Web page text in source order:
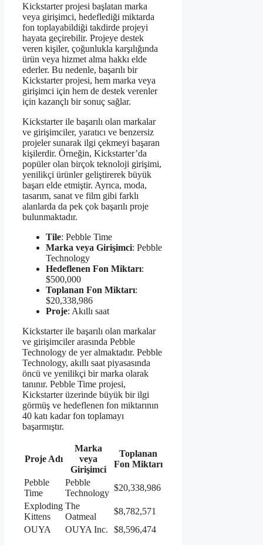
Kickstarter projesi başlatan marka
veya girişimci, hedeflediği miktarda
fon toplayabildiği takdirde projeyi
hayata geçirebilir. Projeye destek
veren kişiler, çoğunlukla karşılığında
ürün veya hizmet alma hakkı elde
ederler. Bu nedenle, başarılı bir
Kickstarter projesi, hem marka veya
girişimci için hem de destek verenler
için kazançlı bir sonuç sağlar.
Kickstarter ile başarılı olan markalar
ve girişimciler, yaratıcı ve benzersiz
projeler sunarak ilgi çekmeyi başaran
kişilerdir. Örneğin, Kickstarter’da
popüler olan birçok teknoloji girişimi,
yenilikçi ürünler geliştirerek büyük
başarı elde etmiştir. Ayrıca, moda,
tasarım, sanat ve film gibi farklı
alanlarda da pek çok başarılı proje
bulunmaktadır.
Tile: Pebble Time
Marka veya Girişimci: Pebble
Technology
Hedeflenen Fon Miktarı:
$500,000
Toplanan Fon Miktarı:
$20,338,986
Proje: Akıllı saat
Kickstarter ile başarılı olan markalar
ve girişimciler arasında Pebble
Technology de yer almaktadır. Pebble
Technology, akıllı saat piyasasında
öncü ve yenilikçi bir marka olarak
tanınır. Pebble Time projesi,
Kickstarter üzerinde büyük bir ilgi
görmüş ve hedeflenen fon miktarının
40 katı kadar fon toplamayı
başarmıştır.
Proje Adı
Marka
veya
Girişimci
Toplanan
Fon Miktarı
Pebble
Time
Pebble
Technology
$20,338,986
Exploding
Kittens
The
Oatmeal
$8,782,571
OUYA
OUYA Inc. $8,596,474